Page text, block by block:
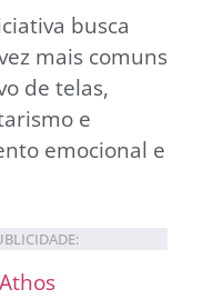
busca
mais comuns
de telas,
e
emocional e